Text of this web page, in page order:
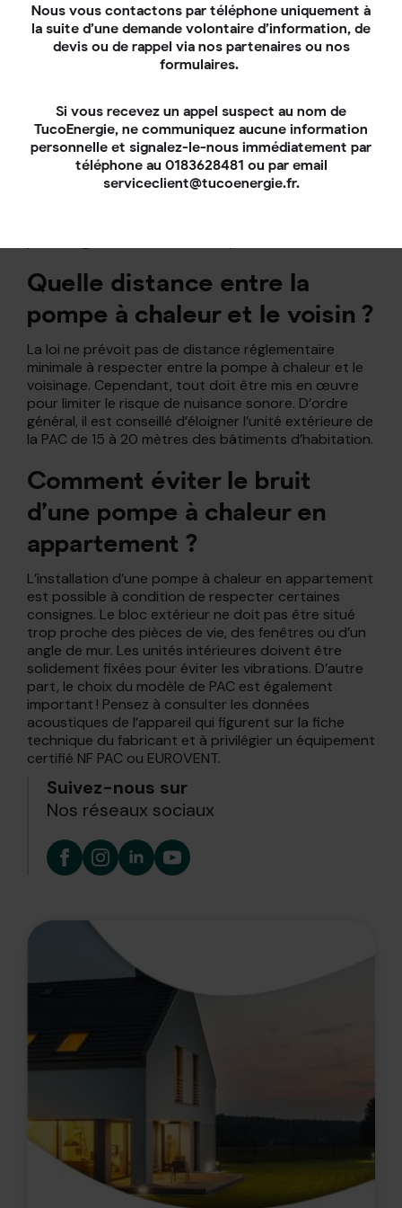
Comment atténuer le bruit
pompe à chaleur ?
Le caisson d’insonorisation est une solution efficace
pour réduire le bruit basse fréquence d’une pompe à
chaleur à sa source tout en ne perturbant pas son
Quelle distance entre la
pompe à chaleur et le voisin ?
La loi ne prévoit pas de distance réglementaire
minimale à respecter entre la pompe à chaleur et le
voisinage. Cependant, tout doit être mis en œuvre
pour limiter le risque de nuisance sonore. D’ordre
général, il est conseillé d’éloigner l’unité extérieure de
la PAC de 15 à 20 mètres des bâtiments d’habitation.
Comment éviter le bruit
d’une pompe à chaleur en
appartement ?
L’installation d’une pompe à chaleur en appartement
est possible à condition de respecter certaines
consignes. Le bloc extérieur ne doit pas être situé
trop proche des pièces de vie, des fenêtres ou d’un
angle de mur. Les unités intérieures doivent être
solidement fixées pour éviter les vibrations. D’autre
part, le choix du modèle de PAC est également
important ! Pensez à consulter les données
acoustiques de l’appareil qui figurent sur la fiche
technique du fabricant et à privilégier un équipement
certifié NF PAC ou EUROVENT.
Suivez-nous sur
Nos réseaux sociaux
Nous vous contactons par téléphone uniquement à
la suite d’une demande volontaire d’information, de
devis ou de rappel via nos partenaires ou nos
formulaires.
Si vous recevez un appel suspect au nom de
TucoEnergie, ne communiquez aucune information
personnelle et signalez-le-nous immédiatement par
téléphone au 0183628481 ou par email
serviceclient@tucoenergie.fr.